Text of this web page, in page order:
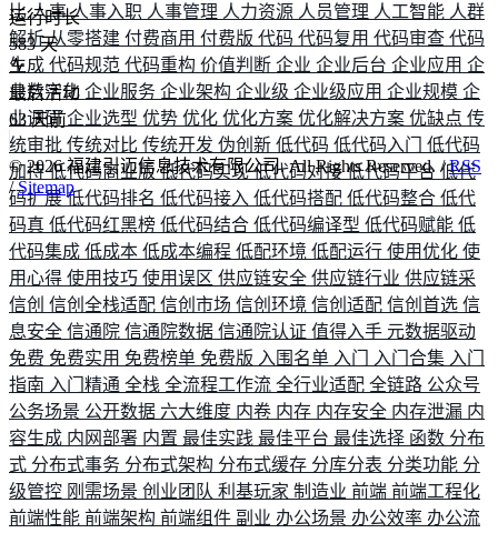
比人事人事入职 人事管理 人力资源 人员管理 人工智能 人群
解析从零搭建 付费商用 付费版 代码 代码复用 代码审查 代码
生成 代码规范 代码重构 价值判断 企业 企业后台 企业应用 企
业数字化 企业服务 企业架构 企业级 企业级应用 企业规模 企
业调研企业选型 优势 优化 优化方案 优化解决方案 优缺点 传
统审批 传统对比 传统开发 伪创新 低代码 低代码入门 低代码
加持低代码商业版低代码实现低代码对接低代码平台 低代
码扩展低代码排名 低代码接入 低代码搭配 低代码整合 低代
码真 低代码红黑榜 低代码结合 低代码编译型 低代码赋能 低
代码集成 低成本 低成本编程 低配环境 低配运行 使用优化 使
用心得 使用技巧 使用误区 供应链安全 供应链行业 供应链采
信创 信创全栈适配 信创市场 信创环境 信创适配 信创首选 信
息安全 信通院 信通院数据 信通院认证 值得入手 元数据驱动
免费 免费实用 免费榜单 免费版 入围名单 入门 入门合集 入门
指南 入门精通 全栈 全流程工作流 全行业适配 全链路 公众号
公务场景 公开数据 六大维度 内卷 内存 内存安全 内存泄漏 内
容生成 内网部署 内置 最佳实践 最佳平台 最佳选择 函数 分布
式 分布式事务 分布式架构 分布式缓存 分库分表 分类功能 分
级管控 刚需场景 创业团队 利基玩家 制造业 前端 前端工程化
前端性能 前端架构 前端组件 副业 办公场景 办公效率 办公流
运行时长
583 天
最后活动
63 天前
©2026福建引迈信息技术有限公司. All Rights Reserved. /RSS
/Sitemap